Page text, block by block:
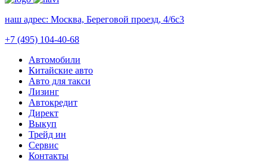
наш адрес: Москва, Береговой проезд, 4/6с3
+7 (495) 104-40-68
Автомобили
Китайские авто
Авто для такси
Лизинг
Автокредит
Директ
Выкуп
Трейд ин
Сервис
Контакты